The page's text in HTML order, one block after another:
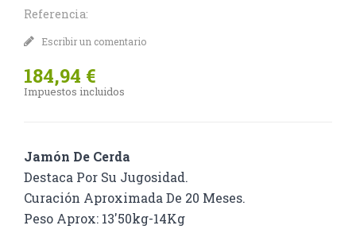
Referencia:
Escribir un comentario
184,94 €
Impuestos incluidos
Jamón De Cerda
Destaca Por Su Jugosidad.
Curación Aproximada De 20 Meses.
Peso Aprox: 13'50kg-14Kg